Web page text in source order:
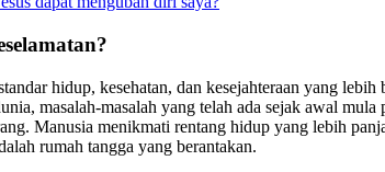
hidup, kesehatan, dan kesejahteraan yang
masalah-masalah yang telah ada sejak awal
Manusia menikmati rentang hidup yang lebih
rumah tangga yang berantakan.